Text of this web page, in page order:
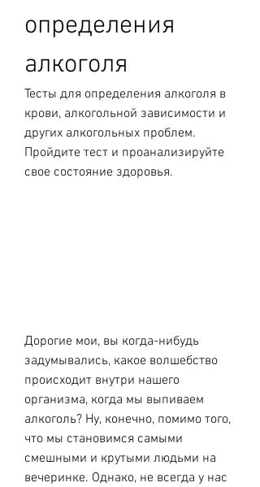
определения
алкоголя
Тесты для определения алкоголя в
крови, алкогольной зависимости и
других алкогольных проблем.
Пройдите тест и проанализируйте
свое состояние здоровья.
Дорогие мои, вы когда-нибудь
задумывались, какое волшебство
происходит внутри нашего
организма, когда мы выпиваем
алкоголь? Ну, конечно, помимо того,
что мы становимся самыми
смешными и крутыми людьми на
вечеринке. Однако, не всегда у нас